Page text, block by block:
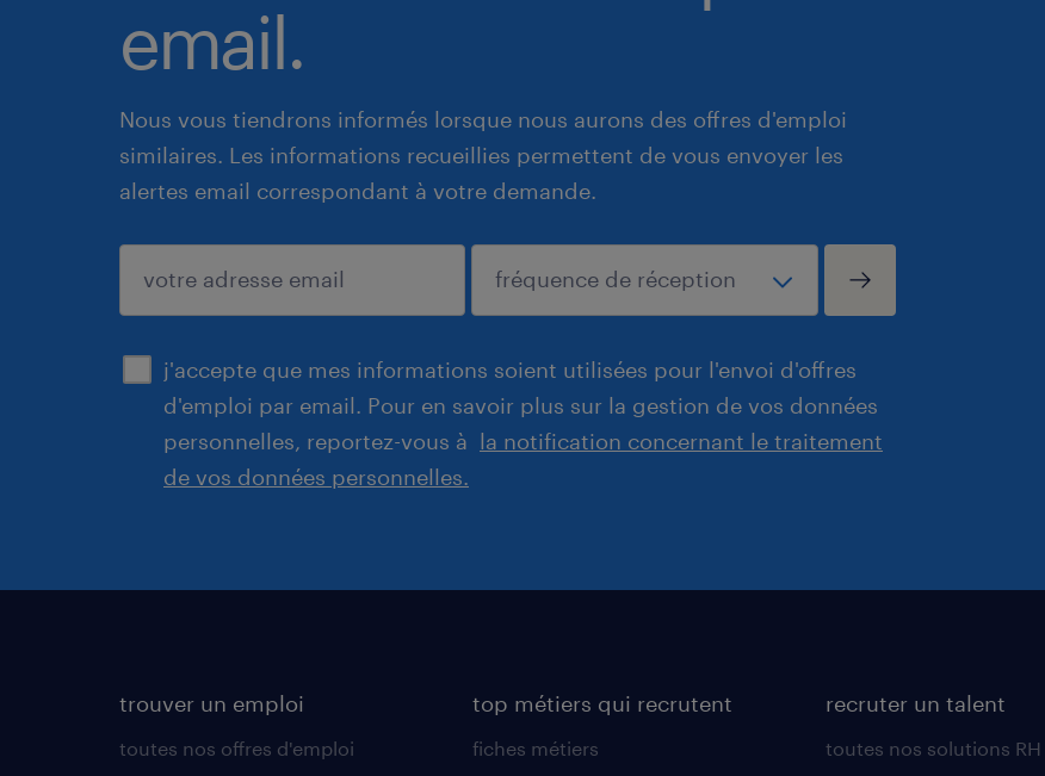
email.
Nous vous tiendrons informés lorsque nous aurons des offres d'emploi
similaires. Les informations recueillies permettent de vous envoyer les
alertes email correspondant à votre demande.
j'accepte que mes informations soient utilisées pour l'envoi d'offres
d'emploi par email. Pour en savoir plus sur la gestion de vos données
personnelles, reportez-vous à la notification concernant le traitement
de vos données personnelles.
enregistrer
trouver un emploi
toutes nos offres d'emploi
top métiers qui recrutent
fiches métiers
recruter un talent
toutes nos solutions RH